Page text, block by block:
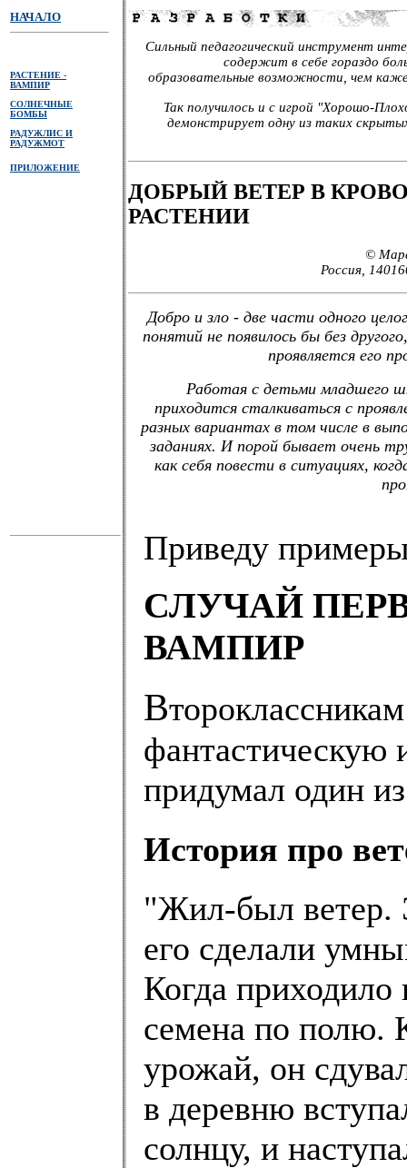
НАЧАЛО
РАСТЕНИЕ -
ВАМПИР
СОЛНЕЧНЫЕ
БОМБЫ
РАДУЖЛИС И
РАДУЖМОТ
ПРИЛОЖЕНИЕ
Сильный педагогический инструмент
содержит в себе гораздо
образовательные возможности, чем
Так получилось и с игрой "Хорошо-
демонстрирует одну из таких
ДОБРЫЙ ВЕТЕР В
РАСТЕНИИ
©
Россия,
Добро и зло - две части одного
понятий не появилось бы без
проявляется его
Работая с детьми младшего
приходится сталкиваться с
разных вариантах в том числе в
заданиях. И порой бывает очень
как себя повести в ситуациях,
Приведу
СЛУЧАЙ
ВАМПИР
В
фантастическую
придумал один
История про
"Жил-был ветер.
его сделали
Когда приходило
семена по полю.
урожай, он
в деревню
солнцу, и